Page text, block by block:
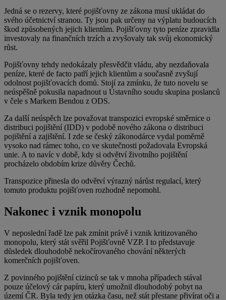
Jedná se o rezervy, které pojišťovny ze zákona musí ukládat do
svého účetnictví stranou. Ty jsou pak určeny na výplatu budoucích
škod způsobených jejich klientům. Pojišťovny tyto peníze zpravidla
investovaly na finančních trzích a zvyšovaly tak svůj ekonomický
růst.
Pojišťovny tehdy nedokázaly přesvědčit vládu, aby nezdaňovala
peníze, které de facto patří jejich klientům a současně zvyšují
odolnost pojišťovacích domů. Stojí za zmínku, že tuto novelu se
neúspěšně pokusila napadnout u Ústavního soudu skupina poslanců
v čele s Markem Bendou z ODS.
Za další neúspěch lze považovat transpozici evropské směrnice o
distribuci pojištění (IDD) v podobě nového zákona o distribuci
pojištění a zajištění. I zde se český zákonodárce vydal poměrně
vysoko nad rámec toho, co ve skutečnosti požadovala Evropská
unie. A to navíc v době, kdy si odvětví životního pojištění
procházelo obdobím krize důvěry Čechů.
Transpozice přinesla do odvětví výrazný nárůst regulací, který
tomuto produktu pojišťoven rozhodně nepomohl.
Nakonec i vznik monopolu
V neposlední řadě lze pak zmínit právě i vznik kritizovaného
monopolu, který stát svěřil Pojišťovně VZP. I to představuje
důsledek dlouhodobě nekočírovaného chování některých
komerčních pojišťoven.
Z povinného pojištění cizinců se tak v mnoha případech stával
pouze účelový cár papíru, který umožnil dlouhodobý pobyt na
území ČR. Byla tedy jen otázka času, než stát přestane přivírat oči a